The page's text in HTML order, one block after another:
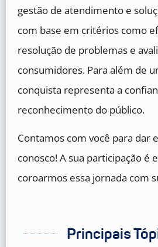
gestão de atendimento e
com base em critérios como
resolução de problemas e
consumidores. Para além de
conquista representa a
reconhecimento do público.
Contamos com você para dar
conosco! A sua participação é
coroarmos essa jornada com
Principais